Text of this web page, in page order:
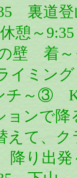
裏道登
憩～
壁 着
イミン
～③ K
ョンで降
て、ク
降り出